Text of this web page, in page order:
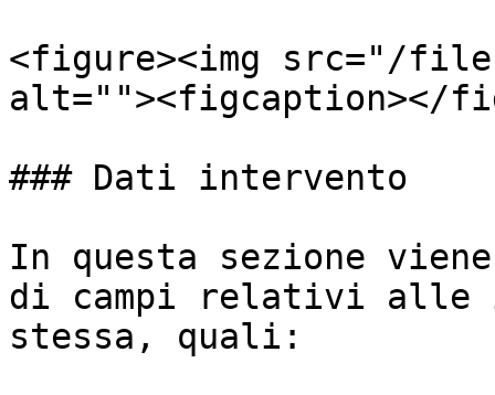
<figure><img src="/files/
alt=""><figcaption></
### Dati intervento
In questa sezione
di campi relativi alle
stessa, quali: